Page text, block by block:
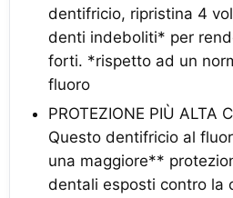
dentifricio, ripristina 4
denti indeboliti* per
forti. *rispetto ad un
fluoro
PROTEZIONE PIÙ ALTA
Questo dentifricio al
una maggiore**
dentali esposti contro la